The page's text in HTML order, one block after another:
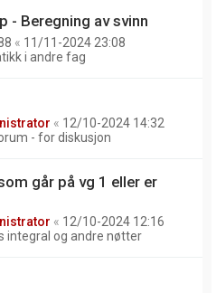
- Beregning av svinn
« 11/11-2024 23:08
i andre fag
« 12/10-2024 14:32
- for diskusjon
går på vg 1 eller er
« 12/10-2024 12:16
integral og andre nøtter